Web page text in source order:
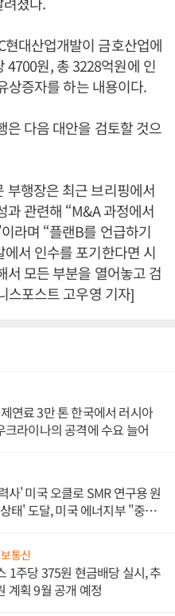
대산업개발이 금호산업에
4700원, 총 3228억원에 인
상증자를 하는 내용이다.
은 다음 대안을 검토할 것으
부행장은 최근 브리핑에서
과 관련해 “M&A 과정에서
라며 “플랜B를 언급하기
서 인수를 포기한다면 시
서 모든 부분을 열어놓고 검
스포스트 고우영 기자]
연료 3만 톤 한국에서 러시아
크라이나의 공격에 수요 늘어
사' 미국 오클로 SMR 연구용 원
태' 도달, 미국 에너지부 "중요
통신
1주당 375원 현금배당 실시, 추
계획 9월 공개 예정